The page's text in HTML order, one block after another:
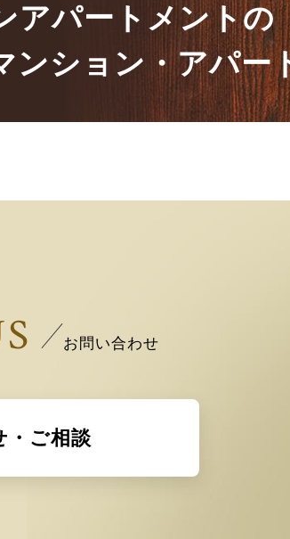
アパートメントの
ンション・アパー
お問い合わせ
・ご相談